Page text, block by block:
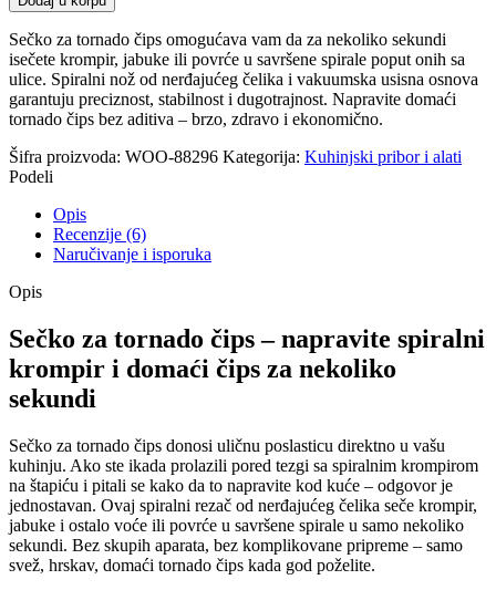
Sečko za tornado čips omogućava vam da za nekoliko sekundi
isečete krompir, jabuke ili povrće u savršene spirale poput onih sa
ulice. Spiralni nož od nerđajućeg čelika i vakuumska usisna osnova
garantuju preciznost, stabilnost i dugotrajnost. Napravite domaći
tornado čips bez aditiva – brzo, zdravo i ekonomično.
Šifra proizvoda: WOO-88296 Kategorija: Kuhinjski pribor i alati
Podeli
Opis
Recenzije (6)
Naručivanje i isporuka
Opis
Sečko za tornado čips – napravite spiralni
krompir i domaći čips za nekoliko
sekundi
Sečko za tornado čips donosi uličnu poslasticu direktno u vašu
kuhinju. Ako ste ikada prolazili pored tezgi sa spiralnim krompirom
na štapiću i pitali se kako da to napravite kod kuće – odgovor je
jednostavan. Ovaj spiralni rezač od nerđajućeg čelika seče krompir,
jabuke i ostalo voće ili povrće u savršene spirale u samo nekoliko
sekundi. Bez skupih aparata, bez komplikovane pripreme – samo
svež, hrskav, domaći tornado čips kada god poželite.